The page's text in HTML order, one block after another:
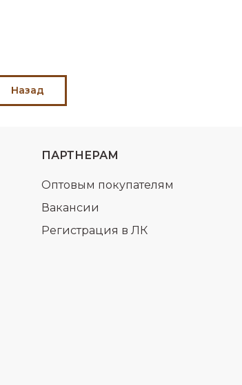
Назад
ПАРТНЕРАМ
Регистрация в ЛК
Оптовым покупателям
Вакансии